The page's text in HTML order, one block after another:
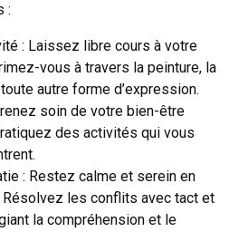
:
: Laissez libre cours à votre
vous à travers la peinture, la
autre forme d’expression.
soin de votre bien-être
des activités qui vous
: Restez calme et serein en
les conflits avec tact et
la compréhension et le